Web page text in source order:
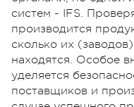
систем - IFS.
производится
сколько их
находятся. Особое
уделяется
поставщиков и